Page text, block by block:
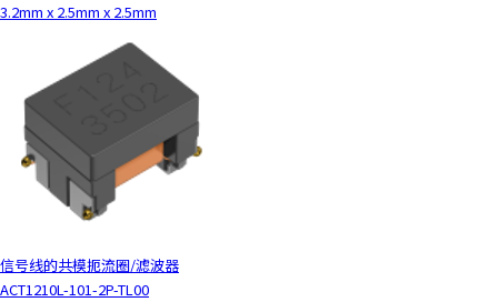
3.2mm x 2.5mm x 2.5mm
信号线的共模扼流圈/滤波器
ACT1210L-101-2P-TL00